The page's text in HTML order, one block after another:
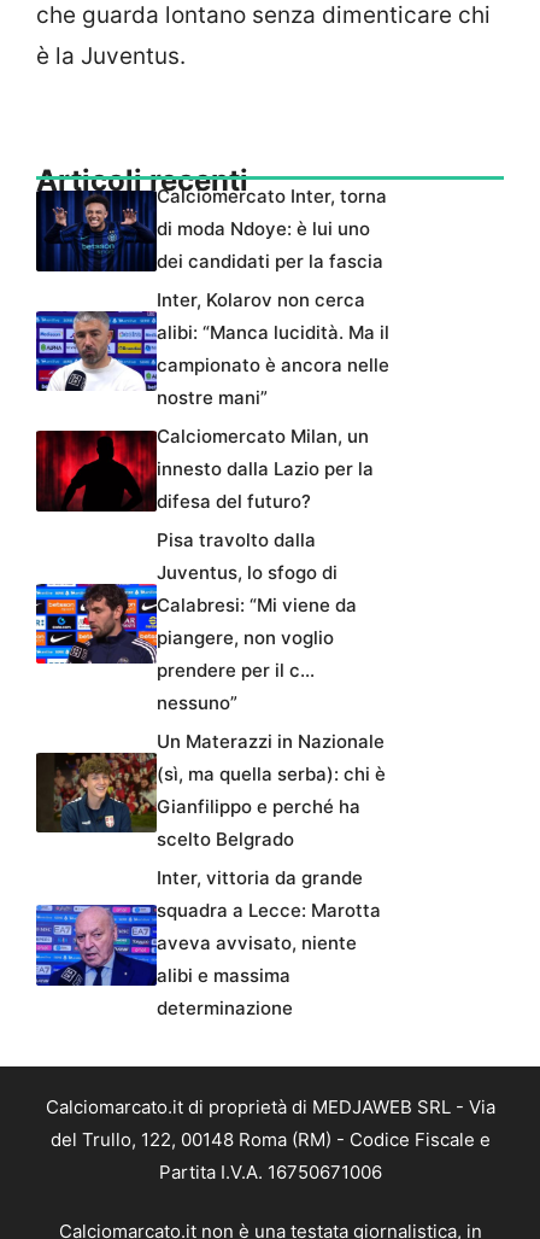
che guarda lontano senza dimenticare chi
è la Juventus.
Articoli recentiCalciomercato Inter, torna
di moda Ndoye: è lui uno
dei candidati per la fascia
Inter, Kolarov non cerca
alibi: “Manca lucidità. Ma il
campionato è ancora nelle
nostre mani”
Calciomercato Milan, un
innesto dalla Lazio per la
difesa del futuro?
Pisa travolto dalla
Juventus, lo sfogo di
Calabresi: “Mi viene da
piangere, non voglio
prendere per il c…
nessuno”
Un Materazzi in Nazionale
(sì, ma quella serba): chi è
Gianfilippo e perché ha
scelto Belgrado
Inter, vittoria da grande
squadra a Lecce: Marotta
aveva avvisato, niente
alibi e massima
determinazione
Calciomarcato.it di proprietà di MEDJAWEB SRL - Via
del Trullo, 122, 00148 Roma (RM) - Codice Fiscale e
Partita I.V.A. 16750671006
Calciomarcato.it non è una testata giornalistica, in